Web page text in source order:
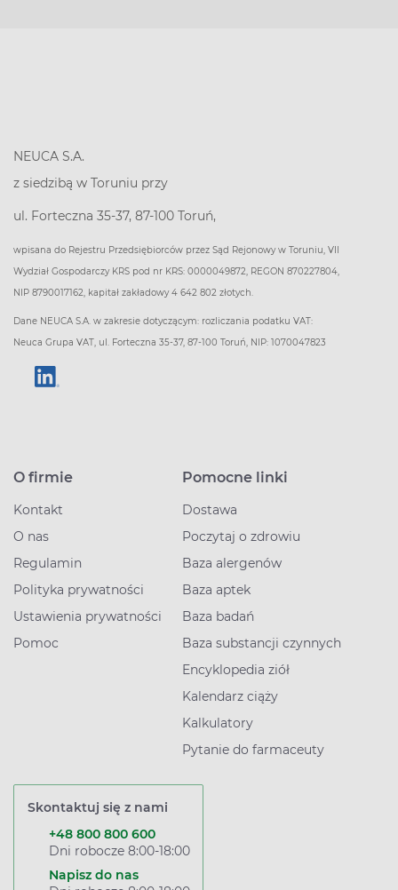
NEUCA S.A.
z siedzibą w Toruniu przy
ul. Forteczna 35-37, 87-100 Toruń,
wpisana do Rejestru Przedsiębiorców przez Sąd Rejonowy w Toruniu, VII
Wydział Gospodarczy KRS pod nr KRS: 0000049872, REGON 870227804,
NIP 8790017162, kapitał zakładowy 4 642 802 złotych.
Dane NEUCA S.A. w zakresie dotyczącym: rozliczania podatku VAT:
Neuca Grupa VAT, ul. Forteczna 35-37, 87-100 Toruń, NIP: 1070047823
O firmie
Kontakt
O nas
Regulamin
Polityka prywatności
Ustawienia prywatności
Pomoc
Pomocne linki
Dostawa
Poczytaj o zdrowiu
Baza alergenów
Baza aptek
Baza badań
Baza substancji czynnych
Encyklopedia ziół
Kalendarz ciąży
Kalkulatory
Pytanie do farmaceuty
Skontaktuj się z nami
+48 800 800 600
Dni robocze 8:00-18:00
Napisz do nas